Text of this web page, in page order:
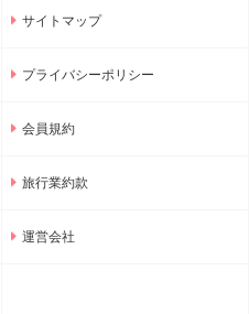
サイトマップ
プライバシーポリシー
会員規約
旅行業約款
運営会社